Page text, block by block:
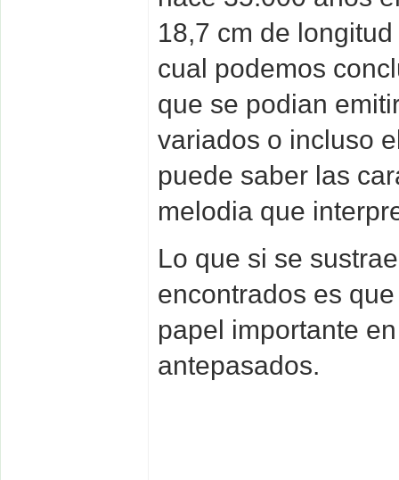
18,7 cm de
cual podemos
que se podian
variados o incluso
puede saber las
melodia que
Lo que si se
encontrados es
papel importante
antepasados.